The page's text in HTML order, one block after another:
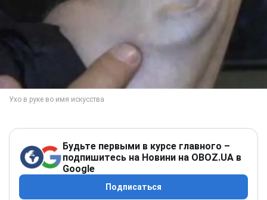
Будьте первыми в курсе главного –
подпишитесь на Новини на OBOZ.UA в
Google
Подписаться